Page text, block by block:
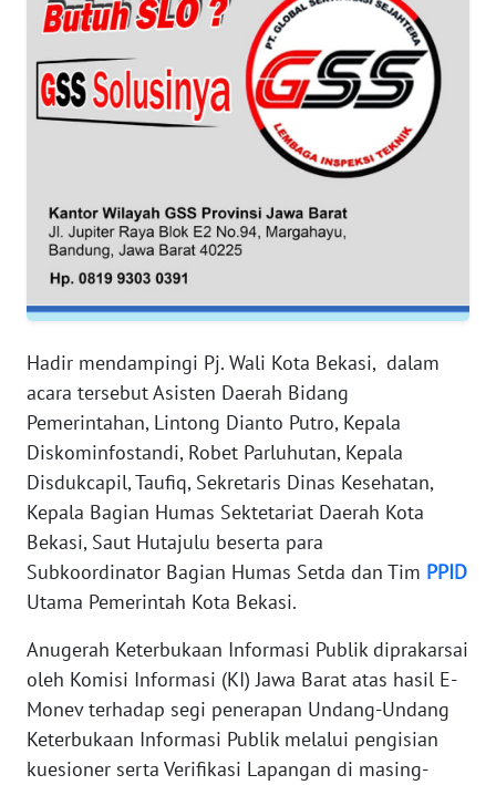
Hadir mendampingi Pj. Wali Kota Bekasi, dalam
acara tersebut Asisten Daerah Bidang
Pemerintahan, Lintong Dianto Putro, Kepala
Diskominfostandi, Robet Parluhutan, Kepala
Disdukcapil, Taufiq, Sekretaris Dinas Kesehatan,
Kepala Bagian Humas Sektetariat Daerah Kota
Bekasi, Saut Hutajulu beserta para
Subkoordinator Bagian Humas Setda dan Tim PPID
Utama Pemerintah Kota Bekasi.
Anugerah Keterbukaan Informasi Publik diprakarsai
oleh Komisi Informasi (KI) Jawa Barat atas hasil E-
Monev terhadap segi penerapan Undang-Undang
Keterbukaan Informasi Publik melalui pengisian
kuesioner serta Verifikasi Lapangan di masing-
BANTEN
WN
KEPRI
PAPUA
PAPUA
BARAT
WN
RIAU
WN
SERAMBI
WN
JAMBI
WN